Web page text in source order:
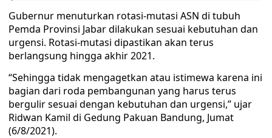
Gubernur menuturkan rotasi-mutasi ASN di tubuh
Pemda Provinsi Jabar dilakukan sesuai kebutuhan dan
urgensi. Rotasi-mutasi dipastikan akan terus
berlangsung hingga akhir 2021.
“Sehingga tidak mengagetkan atau istimewa karena ini
bagian dari roda pembangunan yang harus terus
bergulir sesuai dengan kebutuhan dan urgensi,” ujar
Ridwan Kamil di Gedung Pakuan Bandung, Jumat
(6/8/2021).